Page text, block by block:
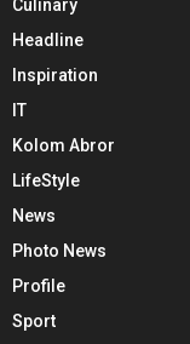
Culinary
Headline
Inspiration
IT
Kolom Abror
LifeStyle
News
Photo News
Profile
Sport